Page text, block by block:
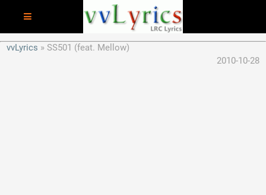
vvLyrics
SS501 (feat. Mellow)
2010-10-28